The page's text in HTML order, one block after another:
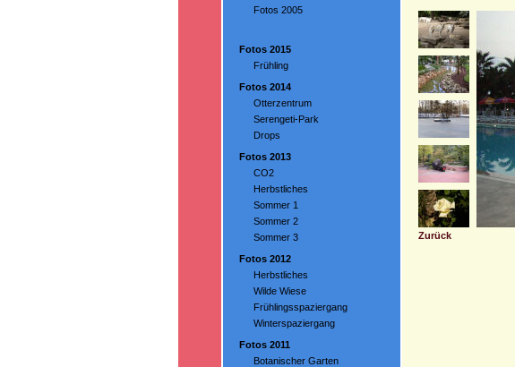
Fotos 2005
Fotos 2015
Frühling
Fotos 2014
Otterzentrum
Serengeti-Park
Drops
Fotos 2013
CO2
Herbstliches
Sommer 1
Sommer 2
Sommer 3
Fotos 2012
Herbstliches
Wilde Wiese
Frühlingsspaziergang
Winterspaziergang
Fotos 2011
Botanischer Garten
Zurück